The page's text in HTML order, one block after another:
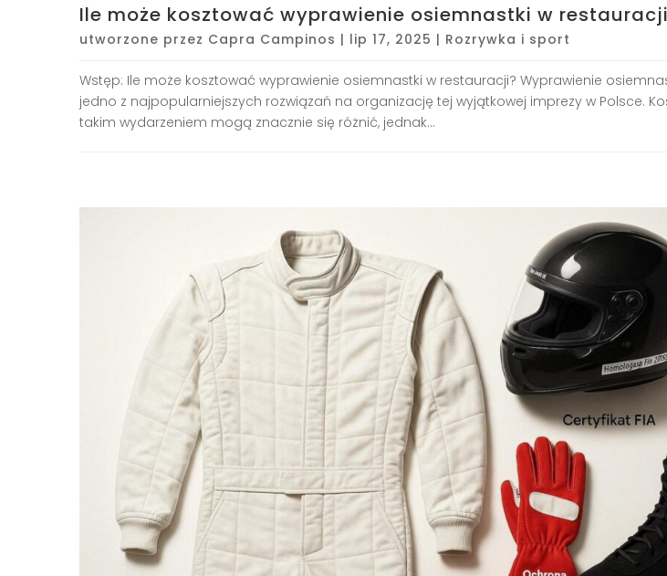
Ile może kosztować wyprawienie osiemnastki w
utworzone przez Capra Campinos | lip 17, 2025 | Rozrywka i sport
Wstęp: Ile może kosztować wyprawienie osiemnastki w restauracji? Wyprawienie
jedno z najpopularniejszych rozwiązań na organizację tej wyjątkowej imprezy w Polsce.
takim wydarzeniem mogą znacznie się różnić, jednak...